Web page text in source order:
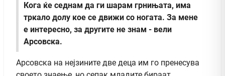
Кога ќе седнам да ги шарам грнињата, има
тркало долу кое се движи со ногата. За мене
е интересно, за другите не знам - вели
Арсовска.
Арсовска на нејзините две деца им го пренесува